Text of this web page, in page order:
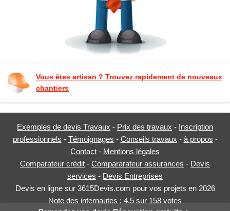
Vous êtes artisan ? Trouvez rapidement de nouveaux
chantiers
Exemples de devis Travaux - Prix des travaux - Inscription
professionnels - Témoignages - Conseils travaux - à propos -
Contact - Mentions légales
Comparateur crédit - Compararateur assurances - Devis
services - Devis Entreprises
Devis en ligne sur 3615Devis.com pour vos projets en 2026
Note des internautes : 4.5 sur 158 votes